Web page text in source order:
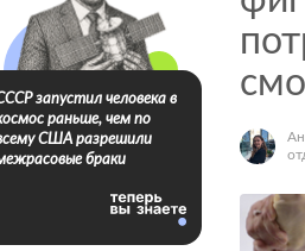
запустил человека в
раньше, чем по
США разрешили
браки